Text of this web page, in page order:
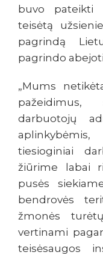
buvo pateikti
teisėtą
pagrindą
pagrindo
„Mums
darbuotojų
tiesioginiai
žiūrime labai
pusės
bendrovės
žmonės
vertinami
teisėsaugos